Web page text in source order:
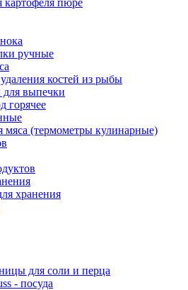
картофеля пюре
ручные
костей из рыбы
выпечки
горячее
мяса (термометры кулинарные)
хранения
для соли и перца
- посуда